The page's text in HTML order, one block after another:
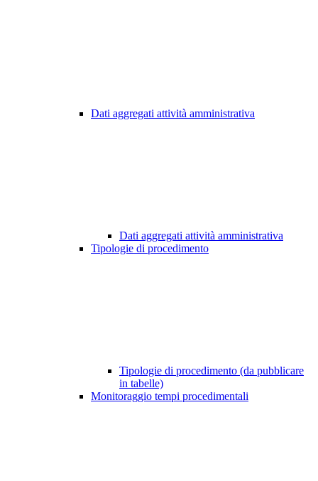
Dati aggregati attività amministrativa
Dati aggregati attività amministrativa
Tipologie di procedimento
Tipologie di procedimento (da pubblicare
in tabelle)
Monitoraggio tempi procedimentali